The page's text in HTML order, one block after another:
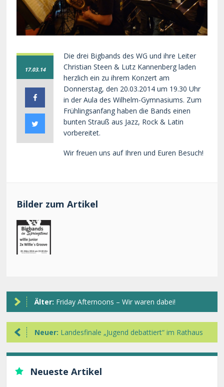
17.03.14
Die drei Bigbands des WG und ihre Leiter
Christian Steen & Lutz Kannenberg laden
herzlich ein zu ihrem Konzert am
Donnerstag, den 20.03.2014 um 19.30 Uhr
in der Aula des Wilhelm-Gymnasiums. Zum
Frühlingsanfang haben die Bands einen
bunten Strauß aus Jazz, Rock & Latin
vorbereitet.
Wir freuen uns auf Ihren und Euren Besuch!
Bilder zum Artikel
Älter: Friday Afternoons – Wir waren dabei!
Neuer: Landesfinale „Jugend debattiert“ im Rathaus
Neueste Artikel